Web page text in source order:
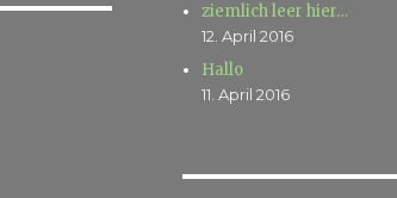
ziemlich leer hier…
12. April 2016
Hallo
11. April 2016